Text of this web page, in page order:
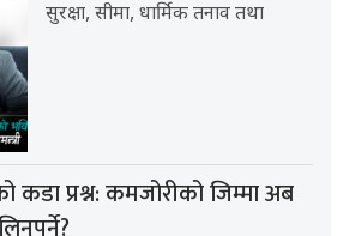
सुरक्षा, सीमा, धार्मिक तनाव तथा
कडा प्रश्न: कमजोरीको जिम्मा अब